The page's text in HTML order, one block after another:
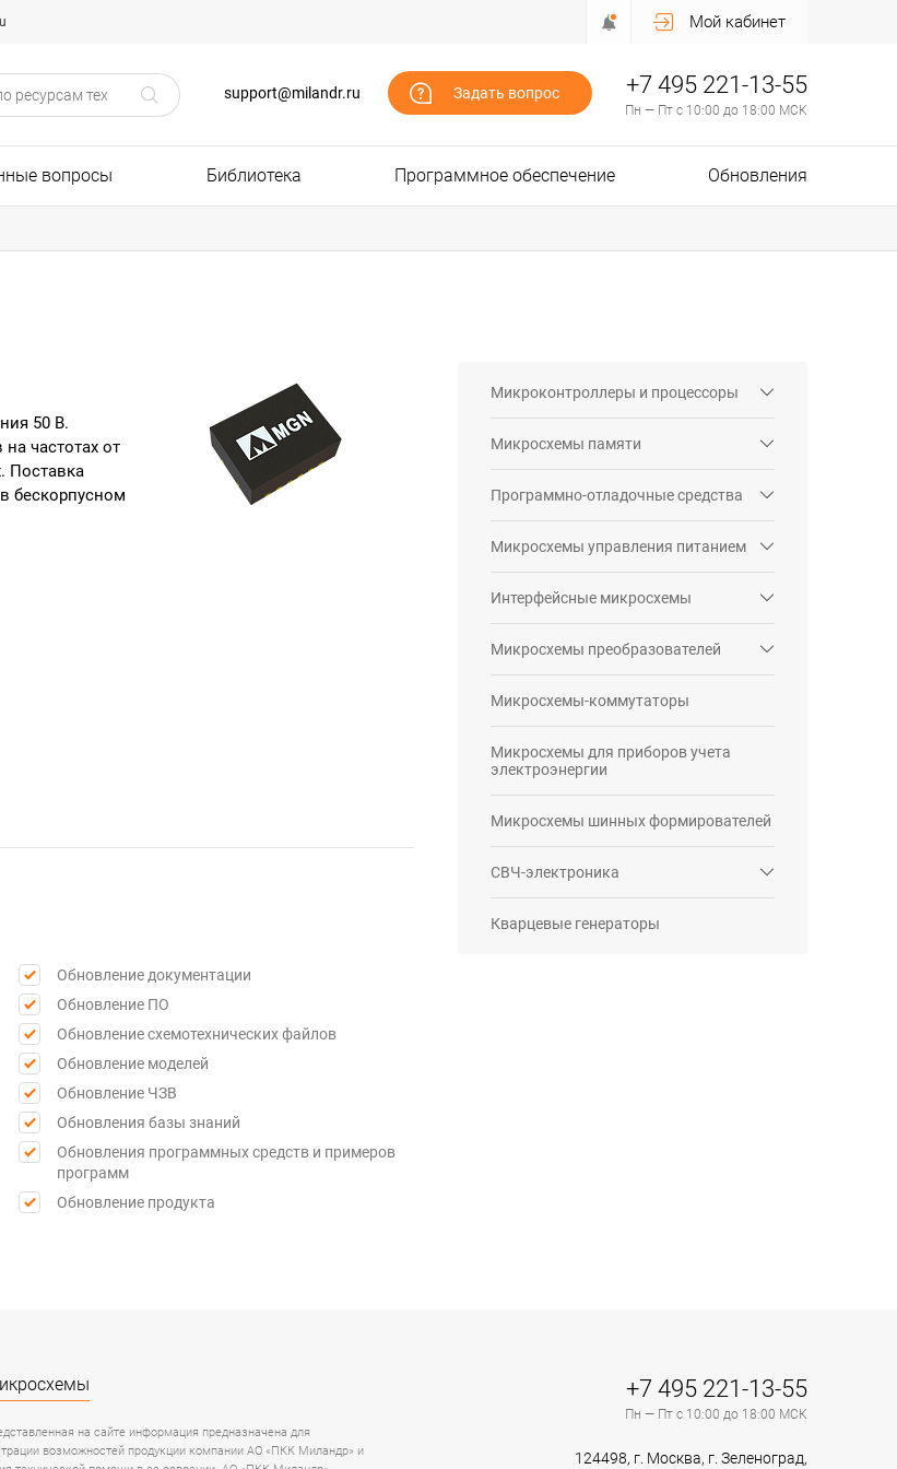
Мой кабинет
support@milandr.ru Задать вопрос +7 495 221-13-55
Пн — Пт с 10:00 до 18:00 МСК
вопросы Библиотека Программное обеспечение Обновления
50 В.
частотах от
Поставка
бескорпусном
Обновление документации
Обновление ПО
Обновление схемотехнических файлов
Обновление моделей
Обновление ЧЗВ
Обновления базы знаний
Обновления программных средств и примеров
программ
Обновление продукта
Микроконтроллеры и процессоры
Микросхемы памяти
Программно-отладочные средства
Микросхемы управления питанием
Интерфейсные микросхемы
Микросхемы преобразователей
Микросхемы-коммутаторы
Микросхемы для приборов учета
электроэнергии
Микросхемы шинных формирователей
СВЧ-электроника
Кварцевые генераторы
на сайте информация предназначена для
возможностей продукции компании АО «ПКК Миландр» и
+7 495 221-13-55
Пн — Пт с 10:00 до 18:00 МСК
124498, г. Москва, г. Зеленоград,